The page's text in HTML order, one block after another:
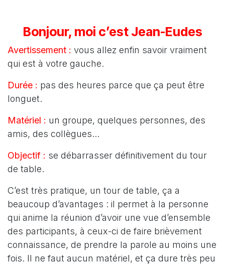
Bonjour, moi c’est Jean-Eudes
Avertissement : vous allez enfin savoir vraiment
qui est à votre gauche.
Durée : pas des heures parce que ça peut être
longuet.
Matériel : un groupe, quelques personnes, des
amis, des collègues...
Objectif : se débarrasser définitivement du tour
de table.
C’est très pratique, un tour de table, ça a
beaucoup d’avantages : il permet à la personne
qui anime la réunion d’avoir une vue d’ensemble
des participants, à ceux-ci de faire brièvement
connaissance, de prendre la parole au moins une
fois. Il ne faut aucun matériel, et ça dure très peu